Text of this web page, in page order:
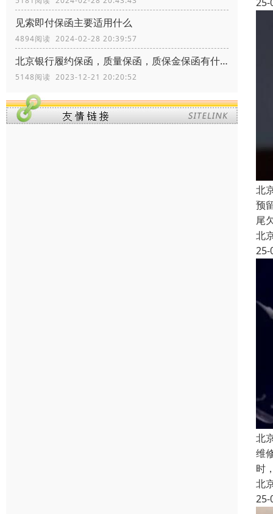
见索即付保函主要适用什么
4894阅读 2024-02-28 20:39:57
北京银行履约保函，质量保函，质保金保函有什么区别？
5148阅读 2023-12-21 20:20:52
北
预
尾
北
25-
北
维
时
北
25-